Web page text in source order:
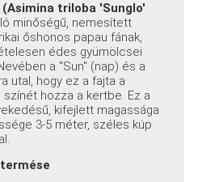
triloba 'Sunglo'
minőségű, nemesített
őshonos papau fának,
édes gyümölcsei
a "Sun" (nap) és a
utal, hogy ez a fajta a
hozza a kertbe. Ez a
kifejlett magassága
3-5 méter, széles kúp